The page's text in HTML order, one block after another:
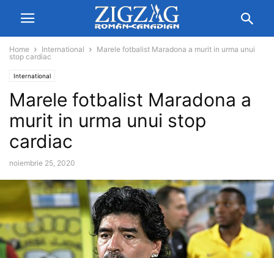
Home International
Marele fotbalist Maradona a murit in urma unui
stop cardiac
International
Marele fotbalist Maradona a
murit in urma unui stop
cardiac
noiembrie 25, 2020